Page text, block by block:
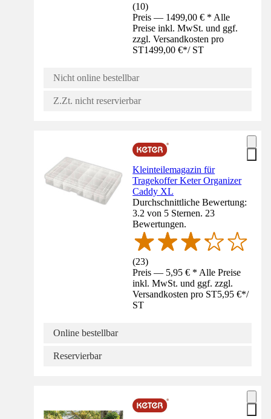
(10)
Preis — 1499,00 € * Alle
Preise inkl. MwSt. und ggf.
zzgl. Versandkosten pro
ST1499,00 €*/ ST
Nicht online bestellbar
Z.Zt. nicht reservierbar
Kleinteilemagazin für
Tragekoffer Keter Organizer
Caddy XL
Durchschnittliche Bewertung:
3.2 von 5 Sternen. 23
Bewertungen.
(23)
Preis — 5,95 € * Alle Preise
inkl. MwSt. und ggf. zzgl.
Versandkosten pro ST5,95 €*/
ST
Online bestellbar
Reservierbar